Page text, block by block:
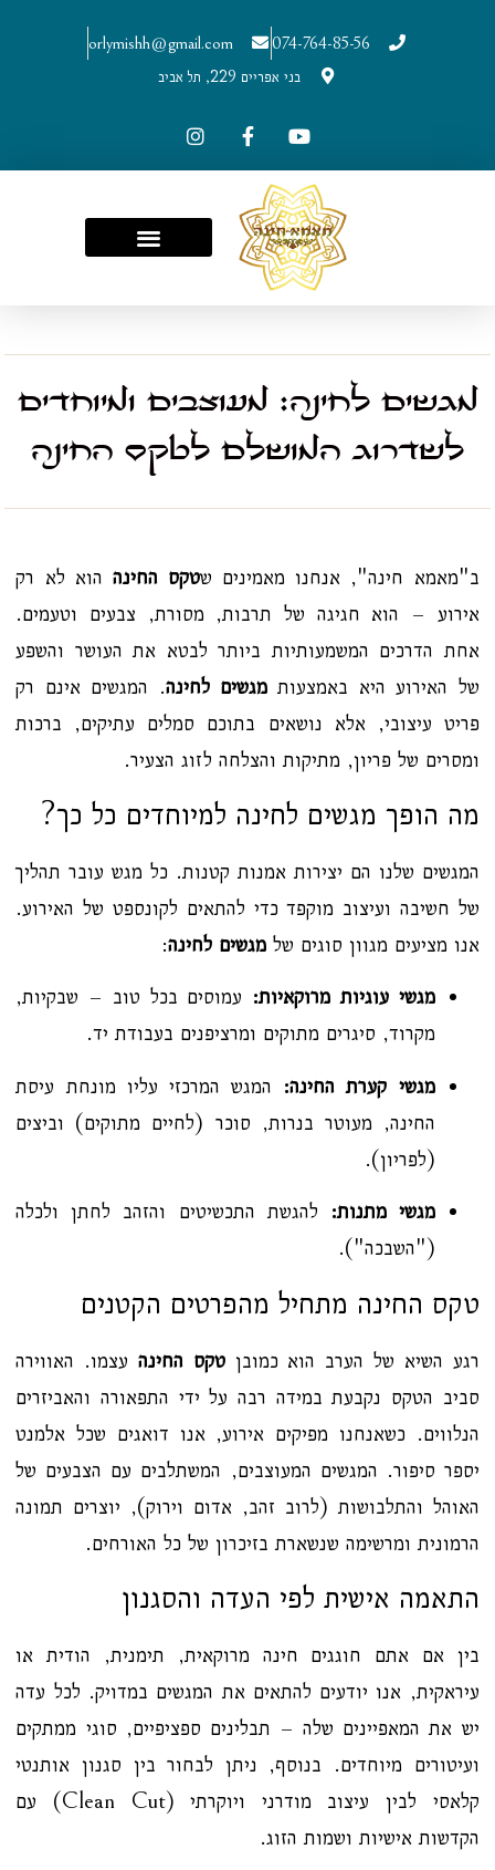
074-764-85-56
orlymishh@gmail.com
בני אפריים 229, תל אביב
מגשים לחינה: מעוצבים ומיוחדים
לשדרוג המושלם לטקס החינה
ב"מאמא חינה", אנחנו מאמינים שטקס החינההוא לא רק
אירוע – הוא חגיגה של תרבות, מסורת, צבעים וטעמים.
אחת הדרכים המשמעותיות ביותר לבטא את העושר והשפע
של האירוע היא באמצעות מגשים לחינה. המגשים אינם רק
פריט עיצובי, אלא נושאים בתוכם סמלים עתיקים, ברכות
ומסרים של פריון, מתיקות והצלחה לזוג הצעיר.
מה הופך מגשים לחינה למיוחדים כל כך?
המגשים שלנו הם יצירות אמנות קטנות. כל מגש עובר תהליך
של חשיבה ועיצוב מוקפד כדי להתאים לקונספט של האירוע.
אנו מציעים מגוון סוגים של מגשים לחינה:
מגשי עוגיות מרוקאיות:עמוסים בכל טוב – שבקיות,
מקרוד, סיגרים מתוקים ומרציפנים בעבודת יד.
מגשי קערת החינה:המגש המרכזי עליו מונחת עיסת
החינה, מעוטר בנרות, סוכר (לחיים מתוקים) וביצים
(לפריון).
מגשי מתנות:להגשת התכשיטים והזהב לחתן ולכלה
("השבכה").
טקס החינה מתחיל מהפרטים הקטנים
רגע השיא של הערב הוא כמובן טקס החינהעצמו. האווירה
סביב הטקס נקבעת במידה רבה על ידי התפאורה והאביזרים
הנלווים. כשאנחנו מפיקים אירוע, אנו דואגים שכל אלמנט
יספר סיפור. המגשים המעוצבים, המשתלבים עם הצבעים של
האוהל והתלבושות (לרוב זהב, אדום וירוק), יוצרים תמונה
הרמונית ומרשימה שנשארת בזיכרון של כל האורחים.
התאמה אישית לפי העדה והסגנון
בין אם אתם חוגגים חינה מרוקאית, תימנית, הודית או
עיראקית, אנו יודעים להתאים את המגשים במדויק. לכל עדה
יש את המאפיינים שלה – תבלינים ספציפיים, סוגי ממתקים
ועיטורים מיוחדים. בנוסף, ניתן לבחור בין סגנון אותנטי
קלאסי לבין עיצוב מודרני ויוקרתי (Clean Cut) עם
הקדשות אישיות ושמות הזוג.